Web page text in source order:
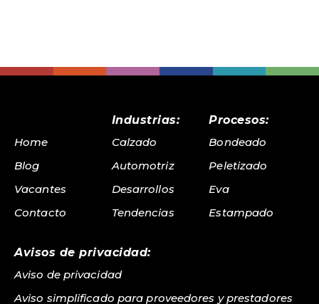
Home
Blog
Vacantes
Contacto
Industrias:
Calzado
Automotriz
Desarrollos
Tendencias
Procesos:
Bondeado
Peletizado
Eva
Estampado
Avisos de privacidad:
Aviso de privacidad
Aviso simplificado para proveedores y prestadores